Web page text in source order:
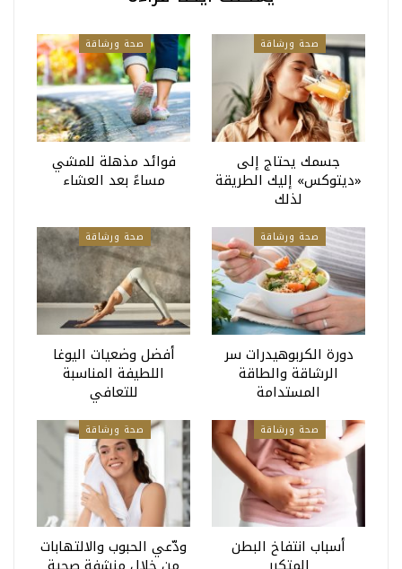
صحة ورشاقة
جسمك يحتاج إلى
«ديتوكس» إليك الطريقة
لذلك
صحة ورشاقة
فوائد مذهلة للمشي
مساءً بعد العشاء
صحة ورشاقة
دورة الكربوهيدرات سر
الرشاقة والطاقة
المستدامة
صحة ورشاقة
أفضل وضعيات اليوغا
اللطيفة المناسبة
للتعافي
صحة ورشاقة
أسباب انتفاخ البطن
صحة ورشاقة
ودّعي الحبوب والالتهابات